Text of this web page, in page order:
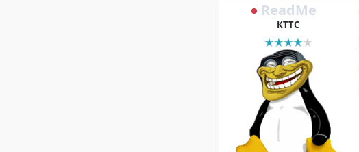
ReadMe
КТТС